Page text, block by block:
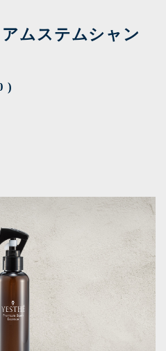
ムステムシャン
)